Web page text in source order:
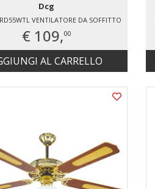
Dcg
VENTILATORE DA SOFFITTO
€ 109,00
AL CARRELLO